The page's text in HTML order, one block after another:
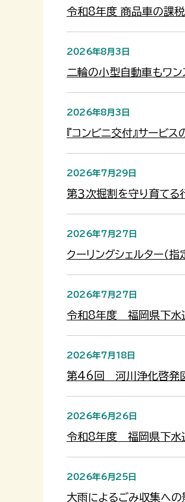
令和8年度 商品車の課
2026年8月3日
二輪の小型自動車もワン
2026年8月3日
『コンビニ交付』サービス
2026年7月29日
第３次掘割を守り育てる
2026年7月27日
クーリングシェルター（
2026年7月27日
令和8年度 福岡県下水
2026年7月18日
第46回 河川浄化啓発図
2026年6月26日
令和8年度 福岡県下水
2026年6月25日
大雨によるごみ収集への